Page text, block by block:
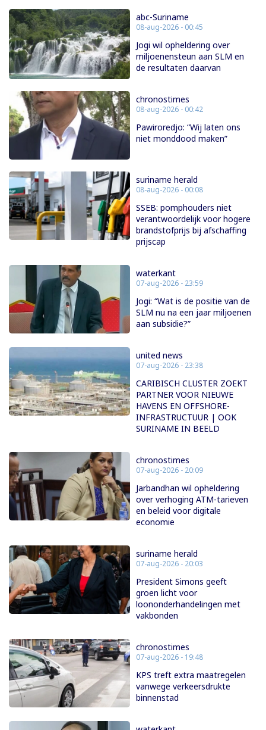
abc-Suriname
08-aug-2026 - 00:45
Jogi wil opheldering over
miljoenensteun aan SLM en
de resultaten daarvan
chronostimes
08-aug-2026 - 00:42
Pawiroredjo: “Wij laten ons
niet monddood maken”
suriname herald
08-aug-2026 - 00:08
SSEB: pomphouders niet
verantwoordelijk voor hogere
brandstofprijs bij afschaffing
prijscap
waterkant
07-aug-2026 - 23:59
Jogi: “Wat is de positie van de
SLM nu na een jaar miljoenen
aan subsidie?”
united news
07-aug-2026 - 23:38
CARIBISCH CLUSTER ZOEKT
PARTNER VOOR NIEUWE
HAVENS EN OFFSHORE-
INFRASTRUCTUUR | OOK
SURINAME IN BEELD
chronostimes
07-aug-2026 - 20:09
Jarbandhan wil opheldering
over verhoging ATM-tarieven
en beleid voor digitale
economie
suriname herald
07-aug-2026 - 20:03
President Simons geeft
groen licht voor
loononderhandelingen met
vakbonden
chronostimes
07-aug-2026 - 19:48
KPS treft extra maatregelen
vanwege verkeersdrukte
binnenstad